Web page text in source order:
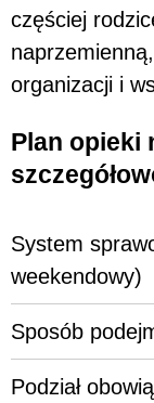
częściej
organizacji i
Plan opieki
System
weekendowy)
Sposób
Podział